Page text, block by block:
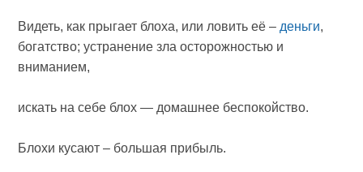
Видеть, как прыгает блоха, или ловить её – деньги,
богатство; устранение зла осторожностью и
вниманием,
искать на себе блох — домашнее беспокойство.
Блохи кусают – большая прибыль.